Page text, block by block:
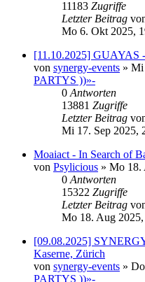
11183 Zugriffe
Letzter Beitrag
Mo 6. Okt 2025,
[11.10.2025] GUAYAS
von synergy-events » Mi
PARTYS ))»-
0 Antworten
13881 Zugriffe
Letzter Beitrag
Mi 17. Sep 2025,
Moaiact - In Search of
von Psylicious » Mo 18.
0 Antworten
15322 Zugriffe
Letzter Beitrag
Mo 18. Aug
[09.08.2025]
Kaserne, Zürich
von synergy-events »
PARTYS ))»-